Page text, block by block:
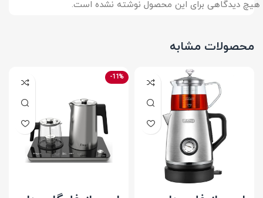
هیچ دیدگاهی برای این محصول نوشته نشده است.
محصولات مشابه
-11%